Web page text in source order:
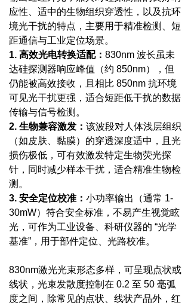
应性、适中的生物组织穿透性，以及抗环
境光干扰的特点，主要用于精准检测、短
距通信与工业定位场景。
1. 高效光电转换适配： 830nm 波长虽未
达硅探测器响应峰值（约 850nm），但
仍能被高效接收，且相比 850nm 抗环境
可见光干扰更强，适合短距低干扰的数据
传输与信号检测。
2. 生物兼容激发： 该波段对人体浅层组织
（如皮肤、黏膜）的穿透深度适中，且光
损伤极低，可有效激发特定生物荧光探
针，同时减少样本干扰，适合精准生物检
测。
3. 安全定位校准： 小功率输出（通常 1-
30mW）符合安全标准，不易产生视觉眩
光，可作为工业设备、科研仪器的 “光学
基准”，用于部件定位、光路校准。
830nm激光光束形态多样，可呈现点状或
线状，光束发散度控制在 0.2 至 50 毫弧
度之间，除常见的点状、线状产品外，红